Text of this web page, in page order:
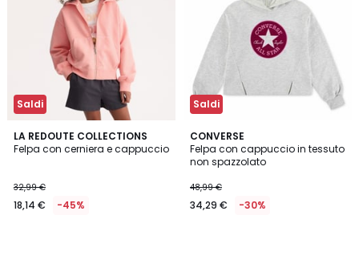
Saldi
LA REDOUTE COLLECTIONS
Felpa con cerniera e cappuccio
32,99 €
18,14 € -45%
Saldi
CONVERSE
Felpa con cappuccio in tessuto
non spazzolato
48,99 €
34,29 € -30%